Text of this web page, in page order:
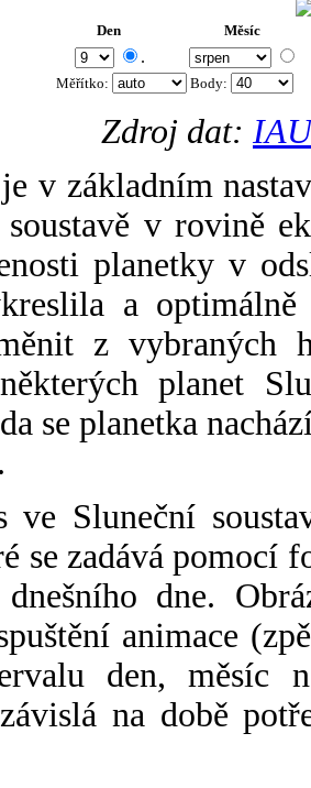
Den Měsíc
.
Měřítko: Body:
Zdroj dat:
v základním
soustavě v rovině
planetky v
a
z vybraných
planet
se planetka
ve Sluneční
se zadává pomocí
dne.
animace
den, měsíc
na době